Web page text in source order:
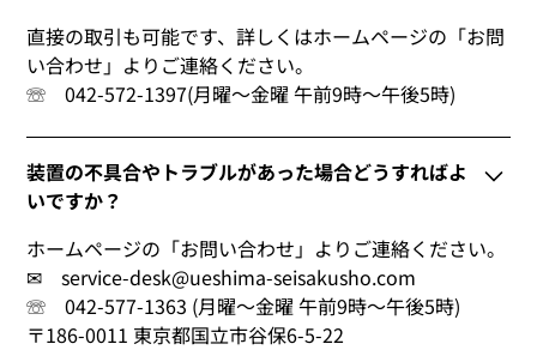
直接の取引も可能です、詳しくはホームページの「お問
い合わせ」よりご連絡ください。
☏ 042-572-1397(月曜～金曜 午前9時～午後5時)
装置の不具合やトラブルがあった場合どうすればよ
いですか？
ホームページの「お問い合わせ」よりご連絡ください。
✉ service-desk@ueshima-seisakusho.com
☏ 042-577-1363 (月曜～金曜 午前9時～午後5時)
〒186-0011 東京都国立市谷保6-5-22